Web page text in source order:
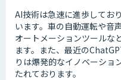
AI技術は急速に進歩してお
います。車の自動運転や音
オートメーションツールな
ます。また、最近の
りは爆発的なイノベーショ
たれております。